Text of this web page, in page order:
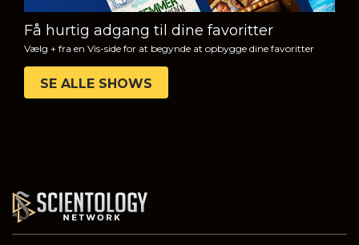
Få hurtig adgang til dine favoritter
Vælg + fra en Vis-side for at begynde at opbygge dine favoritter
SE ALLE SHOWS